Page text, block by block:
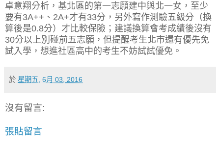
卓意翔分析，基北區的第一志願建中與北一女，至少
要有3A++、2A+才有33分，另外寫作測驗五級分（換
算後是0.8分）才比較保險；建議換算會考成績後沒有
30分以上別碰前五志願，但提醒考生北市還有優先免
試入學，想進社區高中的考生不妨試試優免。
於 星期五, 6月 03, 2016
沒有留言:
張貼留言